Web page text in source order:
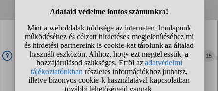
1 2 3 4 ...
Hogyan diétáztok két lombik beültetés vagy stimuláció
között? Mire figyeltek hogy legalább ne menjen
feljebb...
Én lombik előtt lementem kb 30 BMIig, orvosok nem
ajánlottak több vagy hirtelen fogyást de nem szeretnék
visszahízni. Tartott dolgok: Kezelés alatt 10 000+ lépés
(sokszor eléri a 20 000- ez) Nem lombikos...
15